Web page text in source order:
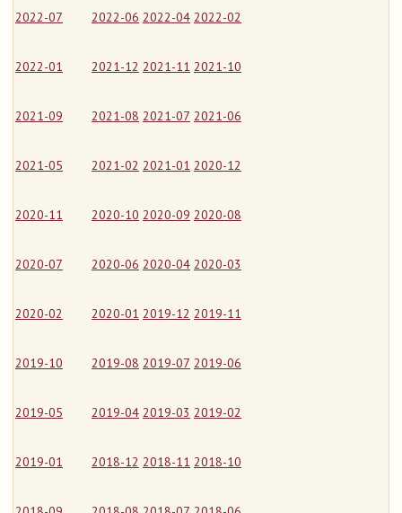
2022-07 2022-06 2022-04 2022-02
2022-01 2021-12 2021-11 2021-10
2021-09 2021-08 2021-07 2021-06
2021-05 2021-02 2021-01 2020-12
2020-11 2020-10 2020-09 2020-08
2020-07 2020-06 2020-04 2020-03
2020-02 2020-01 2019-12 2019-11
2019-10 2019-08 2019-07 2019-06
2019-05 2019-04 2019-03 2019-02
2019-01 2018-12 2018-11 2018-10